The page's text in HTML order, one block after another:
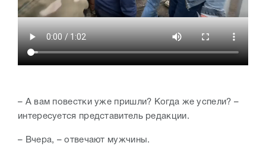
– А вам повестки уже пришли? Когда же успели? –
интересуется представитель редакции.
– Вчера, – отвечают мужчины.